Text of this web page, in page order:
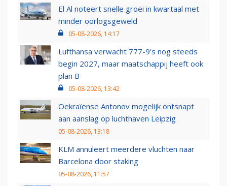
El Al noteert snelle groei in kwartaal met
minder oorlogsgeweld
05-08-2026, 14:17
Lufthansa verwacht 777-9’s nog steeds
begin 2027, maar maatschappij heeft ook
plan B
05-08-2026, 13:42
Oekraïense Antonov mogelijk ontsnapt
aan aanslag op luchthaven Leipzig
05-08-2026, 13:18
KLM annuleert meerdere vluchten naar
Barcelona door staking
05-08-2026, 11:57